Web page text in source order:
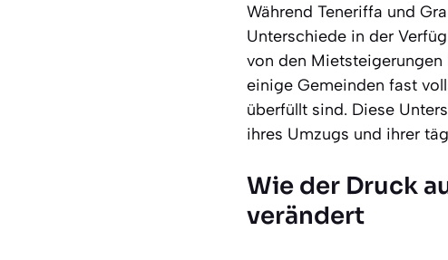
Während Teneriffa und
Unterschiede in der
von den
einige Gemeinden fast
überfüllt sind. Diese
ihres Umzugs und ihrer
Wie der Druck
verändert